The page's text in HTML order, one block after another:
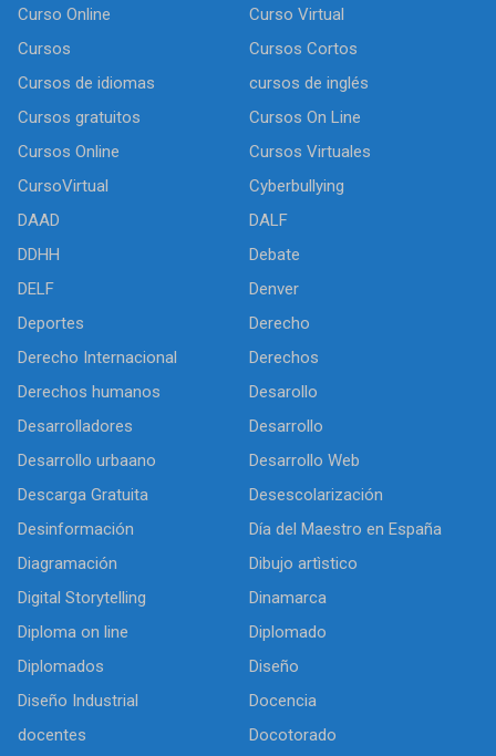
Curso Online
Curso Virtual
Cursos
Cursos Cortos
Cursos de idiomas
cursos de inglés
Cursos gratuitos
Cursos On Line
Cursos Online
Cursos Virtuales
CursoVirtual
Cyberbullying
DAAD
DALF
DDHH
Debate
DELF
Denver
Deportes
Derecho
Derecho Internacional
Derechos
Derechos humanos
Desarollo
Desarrolladores
Desarrollo
Desarrollo urbaano
Desarrollo Web
Descarga Gratuita
Desescolarización
Desinformación
Día del Maestro en España
Diagramación
Dibujo artìstico
Digital Storytelling
Dinamarca
Diploma on line
Diplomado
Diplomados
Diseño
Diseño Industrial
Docencia
docentes
Docotorado